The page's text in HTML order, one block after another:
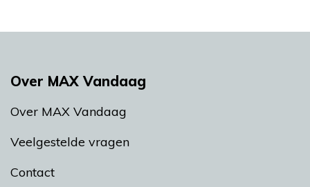
Over MAX Vandaag
Over MAX Vandaag
Veelgestelde vragen
Contact